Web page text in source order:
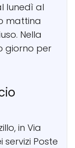
lunedì al
mattina
Nella
giorno per
in Via
servizi Poste